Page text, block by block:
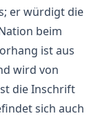
er würdigt die
beim
ist aus
wird von
die Inschrift
sich auch